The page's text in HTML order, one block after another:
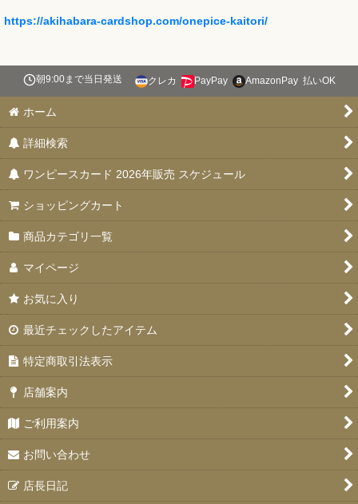
https://akihabara-cardshop.com/onepice-kaitori/
朝9:00まで当日発送 クレカ PayPay AmazonPay 払いOK
ホーム
詳細検索
ワンピースカード 2026年販売 スケジュール
ショッピングカート
商品カテゴリ一覧
マイページ
お気に入り
最近チェックしたアイテム
特定商取引法表示
店舗案内
ご利用案内
お問い合わせ
店長日記